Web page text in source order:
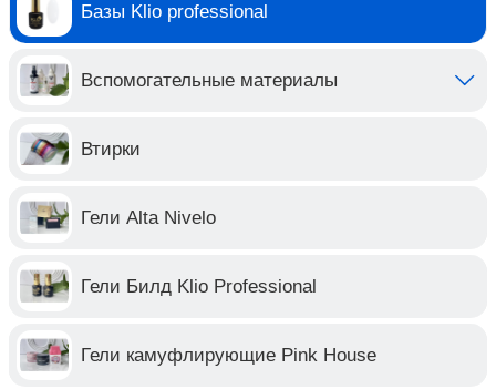
Базы Klio professional
Вспомогательные материалы
Втирки
Гели Alta Nivelo
Гели Билд Klio Professional
Гели камуфлирующие Pink House